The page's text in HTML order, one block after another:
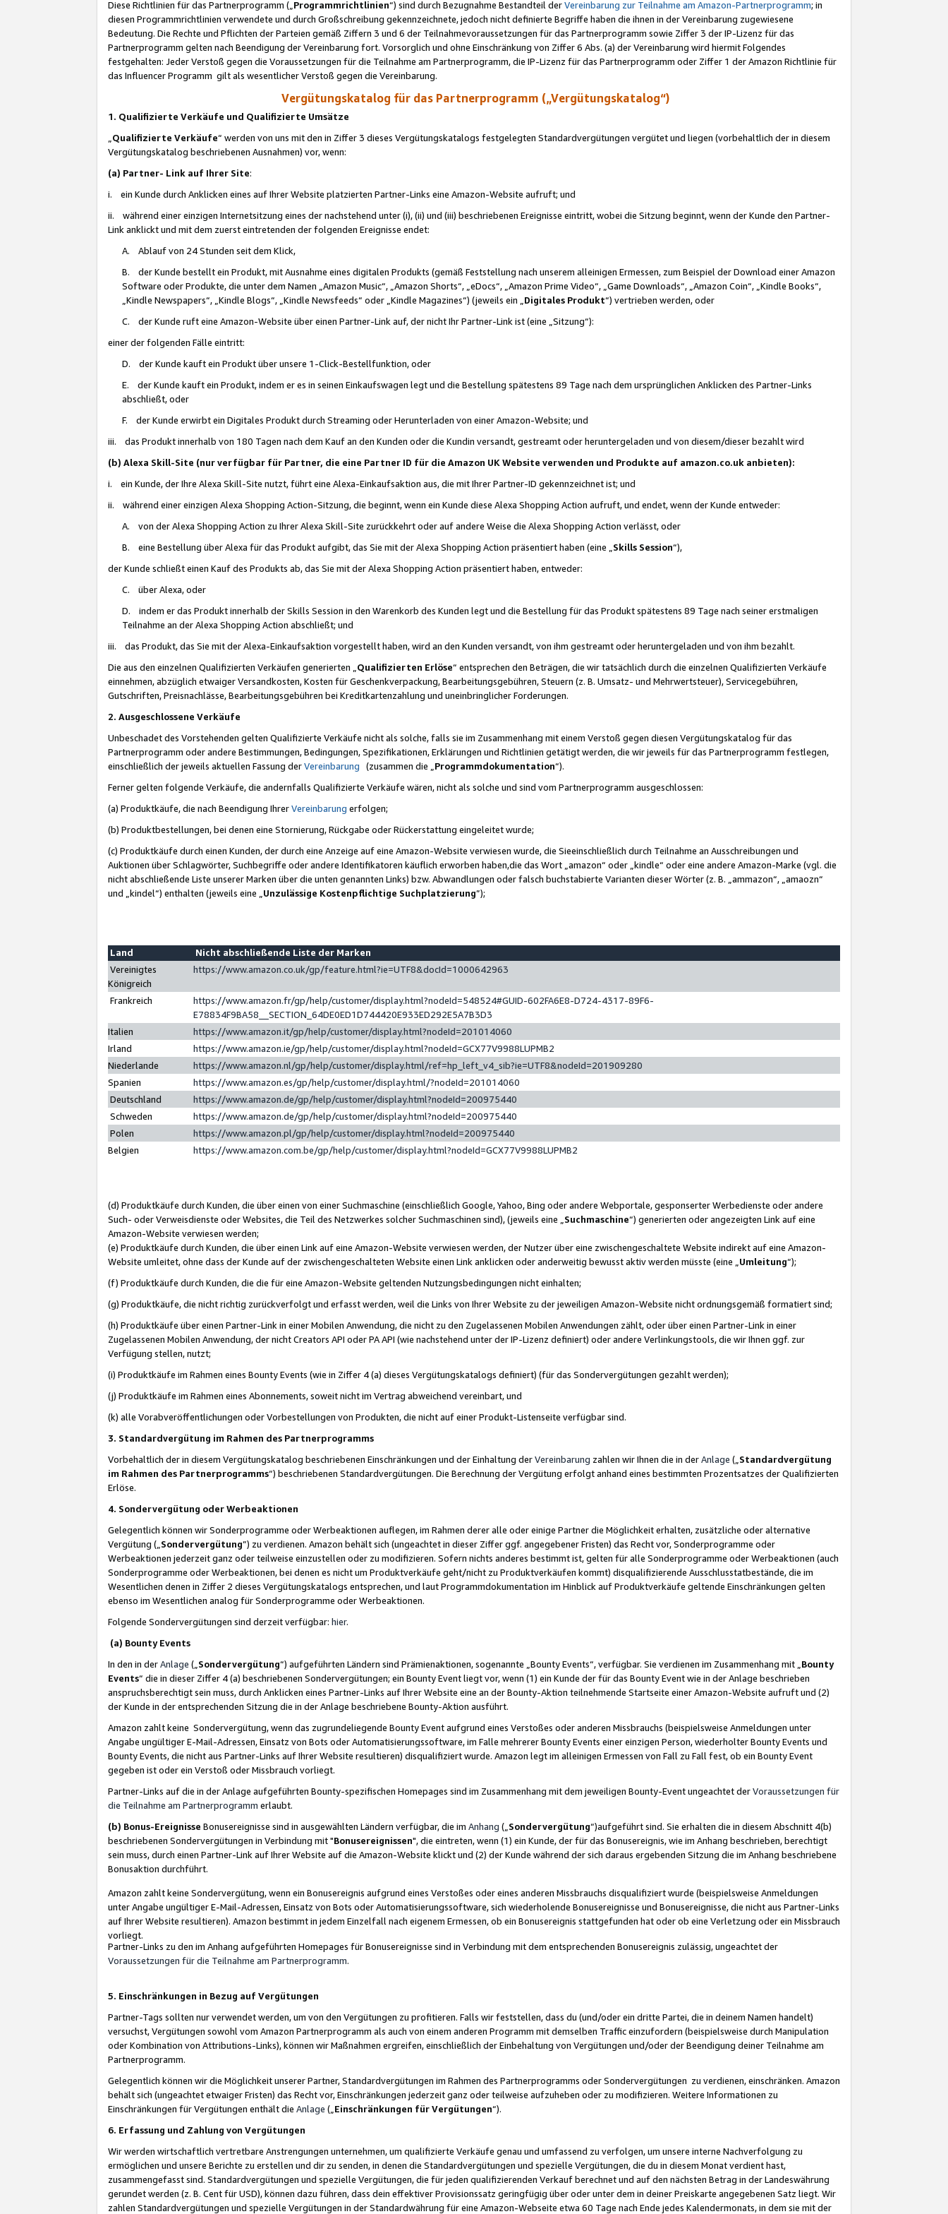
Diese Richtlinien für das Partnerprogramm („Programmrichtlinien“) sind durch Bezugnahme Bestandteil derVereinbarung zur Teilnahme am Amazon-Partnerprogramm; in
diesen Programmrichtlinien verwendete und durch Großschreibung gekennzeichnete, jedoch nicht definierte Begriffe haben die ihnen in der Vereinbarung zugewiesene
Bedeutung. Die Rechte und Pflichten der Parteien gemäß Ziffern 3 und 6 der Teilnahmevoraussetzungen für das Partnerprogramm sowie Ziffer 3 der IP-Lizenz für das
Partnerprogramm gelten nach Beendigung der Vereinbarung fort. Vorsorglich und ohne Einschränkung von Ziffer 6 Abs. (a) der Vereinbarung wird hiermit Folgendes
festgehalten: Jeder Verstoß gegen die Voraussetzungen für die Teilnahme am Partnerprogramm, die IP-Lizenz für das Partnerprogramm oder Ziffer 1 der Amazon Richtlinie für
das Influencer Programm gilt als wesentlicher Verstoß gegen die Vereinbarung.
Vergütungskatalog für das Partnerprogramm („Vergütungskatalog“)
1. Qualifizierte Verkäufe und Qualifizierte Umsätze
Qualifizierte Verkäufe“ werden von uns mit den in Ziffer 3 dieses Vergütungskatalogs festgelegten Standardvergütungen vergütet und liegen (vorbehaltlich der in diesem
Vergütungskatalog beschriebenen Ausnahmen) vor, wenn:
(a) Partner- Link auf Ihrer Site:
i. ein Kunde durch Anklicken eines auf Ihrer Website platzierten Partner-Links eine Amazon-Website aufruft; und
ii. während einer einzigen Internetsitzung eines der nachstehend unter (i), (ii) und (iii) beschriebenen Ereignisse eintritt, wobei die Sitzung beginnt, wenn der Kunde den Partner-
Link anklickt und mit dem zuerst eintretenden der folgenden Ereignisse endet:
A. Ablauf von 24 Stunden seit dem Klick,
B. der Kunde bestellt ein Produkt, mit Ausnahme eines digitalen Produkts (gemäß Feststellung nach unserem alleinigen Ermessen, zum Beispiel der Download einer Amazon
Software oder Produkte, die unter dem Namen „Amazon Music“, „Amazon Shorts“, „eDocs“, „Amazon Prime Video“, „Game Downloads“, „Amazon Coin“, „Kindle Books“,
„Kindle Newspapers“, „Kindle Blogs“, „Kindle Newsfeeds“ oder „Kindle Magazines“) (jeweils ein „ Digitales Produkt“) vertrieben werden, oder
C. der Kunde ruft eine Amazon-Website über einen Partner-Link auf, der nicht Ihr Partner-Link ist (eine „Sitzung“):
einer der folgenden Fälle eintritt:
D. der Kunde kauft ein Produkt über unsere 1-Click-Bestellfunktion, oder
E. der Kunde kauft ein Produkt, indem er es in seinen Einkaufswagen legt und die Bestellung spätestens 89 Tage nach dem ursprünglichen Anklicken des Partner-Links
abschließt, oder
F. der Kunde erwirbt ein Digitales Produkt durch Streaming oder Herunterladen von einer Amazon-Website; und
iii. das Produkt innerhalb von 180 Tagen nach dem Kauf an den Kunden oder die Kundin versandt, gestreamt oder heruntergeladen und von diesem/dieser bezahlt wird
(b) Alexa Skill-Site (nur verfügbar für Partner, die eine Partner ID für die Amazon UK Website verwenden und Produkte auf amazon.co.uk anbieten):
i. ein Kunde, der Ihre Alexa Skill-Site nutzt, führt eine Alexa-Einkaufsaktion aus, die mit Ihrer Partner-ID gekennzeichnet ist; und
ii. während einer einzigen Alexa Shopping Action-Sitzung, die beginnt, wenn ein Kunde diese Alexa Shopping Action aufruft, und endet, wenn der Kunde entweder:
A. von der Alexa Shopping Action zu Ihrer Alexa Skill-Site zurückkehrt oder auf andere Weise die Alexa Shopping Action verlässt, oder
B. eine Bestellung über Alexa für das Produkt aufgibt, das Sie mit der Alexa Shopping Action präsentiert haben (eine „ Skills Session“),
der Kunde schließt einen Kauf des Produkts ab, das Sie mit der Alexa Shopping Action präsentiert haben, entweder:
C. über Alexa, oder
D. indem er das Produkt innerhalb der Skills Session in den Warenkorb des Kunden legt und die Bestellung für das Produkt spätestens 89 Tage nach seiner erstmaligen
Teilnahme an der Alexa Shopping Action abschließt; und
iii. das Produkt, das Sie mit der Alexa-Einkaufsaktion vorgestellt haben, wird an den Kunden versandt, von ihm gestreamt oder heruntergeladen und von ihm bezahlt.
Die aus den einzelnen Qualifizierten Verkäufen generierten „ Qualifizierten Erlöse“ entsprechen den Beträgen, die wir tatsächlich durch die einzelnen Qualifizierten Verkäufe
einnehmen, abzüglich etwaiger Versandkosten, Kosten für Geschenkverpackung, Bearbeitungsgebühren, Steuern (z. B. Umsatz- und Mehrwertsteuer), Servicegebühren,
Gutschriften, Preisnachlässe, Bearbeitungsgebühren bei Kreditkartenzahlung und uneinbringlicher Forderungen.
2. Ausgeschlossene Verkäufe
Unbeschadet des Vorstehenden gelten Qualifizierte Verkäufe nicht als solche, falls sie im Zusammenhang mit einem Verstoß gegen diesen Vergütungskatalog für das
Partnerprogramm oder andere Bestimmungen, Bedingungen, Spezifikationen, Erklärungen und Richtlinien getätigt werden, die wir jeweils für das Partnerprogramm festlegen,
einschließlich der jeweils aktuellen Fassung derVereinbarung (zusammen die „ Programmdokumentation“).
Ferner gelten folgende Verkäufe, die andernfalls Qualifizierte Verkäufe wären, nicht als solche und sind vom Partnerprogramm ausgeschlossen:
(a) Produktkäufe, die nach Beendigung IhrerVereinbarung erfolgen;
(b) Produktbestellungen, bei denen eine Stornierung, Rückgabe oder Rückerstattung eingeleitet wurde;
(c) Produktkäufe durch einen Kunden, der durch eine Anzeige auf eine Amazon-Website verwiesen wurde, die Sieeinschließlich durch Teilnahme an Ausschreibungen und
Auktionen über Schlagwörter, Suchbegriffe oder andere Identifikatoren käuflich erworben haben,die das Wort „amazon“ oder „kindle“ oder eine andere Amazon-Marke (vgl. die
nicht abschließende Liste unserer Marken über die unten genannten Links) bzw. Abwandlungen oder falsch buchstabierte Varianten dieser Wörter (z. B. „ammazon“, „amaozn“
und „kindel“) enthalten (jeweils eine „ Unzulässige Kostenpflichtige Suchplatzierung”);
Land
Nicht abschließende Liste der Marken
Vereinigtes
Königreich
https://www.amazon.co.uk/gp/feature.html?ie=UTF8&docId=1000642963
Frankreich
https://www.amazon.fr/gp/help/customer/display.html?nodeId=548524#GUID-602FA6E8-D724-4317-89F6-
E78834F9BA58__SECTION_64DE0ED1D744420E933ED292E5A7B3D3
Italien
https://www.amazon.it/gp/help/customer/display.html?nodeId=201014060
Irland
https://www.amazon.ie/gp/help/customer/display.html?nodeId=GCX77V9988LUPMB2
Niederlande
https://www.amazon.nl/gp/help/customer/display.html/ref=hp_left_v4_sib?ie=UTF8&nodeId=201909280
Spanien
https://www.amazon.es/gp/help/customer/display.html/?nodeId=201014060
Deutschland
https://www.amazon.de/gp/help/customer/display.html?nodeId=200975440
Schweden
https://www.amazon.de/gp/help/customer/display.html?nodeId=200975440
Polen
https://www.amazon.pl/gp/help/customer/display.html?nodeId=200975440
Belgien
https://www.amazon.com.be/gp/help/customer/display.html?nodeId=GCX77V9988LUPMB2
(d) Produktkäufe durch Kunden, die über einen von einer Suchmaschine (einschließlich Google, Yahoo, Bing oder andere Webportale, gesponserter Werbedienste oder andere
Such- oder Verweisdienste oder Websites, die Teil des Netzwerkes solcher Suchmaschinen sind), (jeweils eine „ Suchmaschine“) generierten oder angezeigten Link auf eine
Amazon-Website verwiesen werden;
(e) Produktkäufe durch Kunden, die über einen Link auf eine Amazon-Website verwiesen werden, der Nutzer über eine zwischengeschaltete Website indirekt auf eine Amazon-
Website umleitet, ohne dass der Kunde auf der zwischengeschalteten Website einen Link anklicken oder anderweitig bewusst aktiv werden müsste (eine „ Umleitung“);
(f) Produktkäufe durch Kunden, die die für eine Amazon-Website geltenden Nutzungsbedingungen nicht einhalten;
(g) Produktkäufe, die nicht richtig zurückverfolgt und erfasst werden, weil die Links von Ihrer Website zu der jeweiligen Amazon-Website nicht ordnungsgemäß formatiert sind;
(h) Produktkäufe über einen Partner-Link in einer Mobilen Anwendung, die nicht zu den Zugelassenen Mobilen Anwendungen zählt, oder über einen Partner-Link in einer
Zugelassenen Mobilen Anwendung, der nicht Creators API oder PA API (wie nachstehend unter der IP-Lizenz definiert) oder andere Verlinkungstools, die wir Ihnen ggf. zur
Verfügung stellen, nutzt;
(i) Produktkäufe im Rahmen eines Bounty Events (wie in Ziffer 4 (a) dieses Vergütungskatalogs definiert) (für das Sondervergütungen gezahlt werden);
(j) Produktkäufe im Rahmen eines Abonnements, soweit nicht im Vertrag abweichend vereinbart, und
(k) alle Vorabveröffentlichungen oder Vorbestellungen von Produkten, die nicht auf einer Produkt-Listenseite verfügbar sind.
3. Standardvergütung im Rahmen des Partnerprogramms
Vorbehaltlich der in diesem Vergütungskatalog beschriebenen Einschränkungen und der Einhaltung derVereinbarung zahlen wir Ihnen die in derAnlage („ Standardvergütung
im Rahmen des Partnerprogramms“) beschriebenen Standardvergütungen. Die Berechnung der Vergütung erfolgt anhand eines bestimmten Prozentsatzes der Qualifizierten
Erlöse.
4. Sondervergütung oder Werbeaktionen
Gelegentlich können wir Sonderprogramme oder Werbeaktionen auflegen, im Rahmen derer alle oder einige Partner die Möglichkeit erhalten, zusätzliche oder alternative
Vergütung („ Sondervergütung”) zu verdienen. Amazon behält sich (ungeachtet in dieser Ziffer ggf. angegebener Fristen) das Recht vor, Sonderprogramme oder
Werbeaktionen jederzeit ganz oder teilweise einzustellen oder zu modifizieren. Sofern nichts anderes bestimmt ist, gelten für alle Sonderprogramme oder Werbeaktionen (auch
Sonderprogramme oder Werbeaktionen, bei denen es nicht um Produktverkäufe geht/nicht zu Produktverkäufen kommt) disqualifizierende Ausschlusstatbestände, die im
Wesentlichen denen in Ziffer 2 dieses Vergütungskatalogs entsprechen, und laut Programmdokumentation im Hinblick auf Produktverkäufe geltende Einschränkungen gelten
ebenso im Wesentlichen analog für Sonderprogramme oder Werbeaktionen.
Folgende Sondervergütungen sind derzeit verfügbar: hier.
(a) Bounty Events
In den in derAnlage („ Sondervergütung“) aufgeführten Ländern sind Prämienaktionen, sogenannte „Bounty Events“, verfügbar. Sie verdienen im Zusammenhang mit „ Bounty
Events“ die in dieser Ziffer 4 (a) beschriebenen Sondervergütungen; ein Bounty Event liegt vor, wenn (1) ein Kunde der für das Bounty Event wie in der Anlage beschrieben
anspruchsberechtigt sein muss, durch Anklicken eines Partner-Links auf Ihrer Website eine an der Bounty-Aktion teilnehmende Startseite einer Amazon-Website aufruft und (2)
der Kunde in der entsprechenden Sitzung die in der Anlage beschriebene Bounty-Aktion ausführt.
Amazon zahlt keine Sondervergütung, wenn das zugrundeliegende Bounty Event aufgrund eines Verstoßes oder anderen Missbrauchs (beispielsweise Anmeldungen unter
Angabe ungültiger E-Mail-Adressen, Einsatz von Bots oder Automatisierungssoftware, im Falle mehrerer Bounty Events einer einzigen Person, wiederholter Bounty Events und
Bounty Events, die nicht aus Partner-Links auf Ihrer Website resultieren) disqualifiziert wurde. Amazon legt im alleinigen Ermessen von Fall zu Fall fest, ob ein Bounty Event
gegeben ist oder ein Verstoß oder Missbrauch vorliegt.
Partner-Links auf die in der Anlage aufgeführten Bounty-spezifischen Homepages sind im Zusammenhang mit dem jeweiligen Bounty-Event ungeachtet derVoraussetzungen für
die Teilnahme am Partnerprogramm erlaubt.
(b) Bonus-Ereignisse Bonusereignisse sind in ausgewählten Ländern verfügbar, die im Anhang („ Sondervergütung“)aufgeführt sind. Sie erhalten die in diesem Abschnitt 4(b)
beschriebenen Sondervergütungen in Verbindung mit "Bonusereignissen", die eintreten, wenn (1) ein Kunde, der für das Bonusereignis, wie im Anhang beschrieben, berechtigt
sein muss, durch einen Partner-Link auf Ihrer Website auf die Amazon-Website klickt und (2) der Kunde während der sich daraus ergebenden Sitzung die im Anhang beschriebene
Bonusaktion durchführt.
Amazon zahlt keine Sondervergütung, wenn ein Bonusereignis aufgrund eines Verstoßes oder eines anderen Missbrauchs disqualifiziert wurde (beispielsweise Anmeldungen
unter Angabe ungültiger E-Mail-Adressen, Einsatz von Bots oder Automatisierungssoftware, sich wiederholende Bonusereignisse und Bonusereignisse, die nicht aus Partner-Links
auf Ihrer Website resultieren). Amazon bestimmt in jedem Einzelfall nach eigenem Ermessen, ob ein Bonusereignis stattgefunden hat oder ob eine Verletzung oder ein Missbrauch
vorliegt.
Partner-Links zu den im Anhang aufgeführten Homepages für Bonusereignisse sind in Verbindung mit dem entsprechenden Bonusereignis zulässig, ungeachtet der
Voraussetzungen für die Teilnahme am Partnerprogramm.
5. Einschränkungen in Bezug auf Vergütungen
Partner-Tags sollten nur verwendet werden, um von den Vergütungen zu profitieren. Falls wir feststellen, dass du (und/oder ein dritte Partei, die in deinem Namen handelt)
versuchst, Vergütungen sowohl vom Amazon Partnerprogramm als auch von einem anderen Programm mit demselben Traffic einzufordern (beispielsweise durch Manipulation
oder Kombination von Attributions-Links), können wir Maßnahmen ergreifen, einschließlich der Einbehaltung von Vergütungen und/oder der Beendigung deiner Teilnahme am
Partnerprogramm.
Gelegentlich können wir die Möglichkeit unserer Partner, Standardvergütungen im Rahmen des Partnerprogramms oder Sondervergütungen zu verdienen, einschränken. Amazon
behält sich (ungeachtet etwaiger Fristen) das Recht vor, Einschränkungen jederzeit ganz oder teilweise aufzuheben oder zu modifizieren. Weitere Informationen zu
Einschränkungen für Vergütungen enthält die Anlage („ Einschränkungen für Vergütungen“).
6. Erfassung und Zahlung von Vergütungen
Wir werden wirtschaftlich vertretbare Anstrengungen unternehmen, um qualifizierte Verkäufe genau und umfassend zu verfolgen, um unsere interne Nachverfolgung zu
ermöglichen und unsere Berichte zu erstellen und dir zu senden, in denen die Standardvergütungen und spezielle Vergütungen, die du in diesem Monat verdient hast,
zusammengefasst sind. Standardvergütungen und spezielle Vergütungen, die für jeden qualifizierenden Verkauf berechnet und auf den nächsten Betrag in der Landeswährung
gerundet werden (z. B. Cent für USD), können dazu führen, dass dein effektiver Provisionssatz geringfügig über oder unter dem in deiner Preiskarte angegebenen Satz liegt. Wir
zahlen Standardvergütungen und spezielle Vergütungen in der Standardwährung für eine Amazon-Webseite etwa 60 Tage nach Ende jedes Kalendermonats, in dem sie mit der